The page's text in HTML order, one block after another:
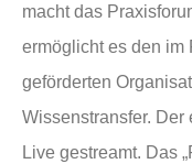
macht das
ermöglicht es den im
geförderten
Wissenstransfer. Der
Live gestreamt. Das